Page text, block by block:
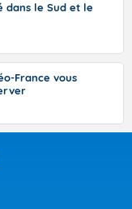
dans le Sud et le
France vous